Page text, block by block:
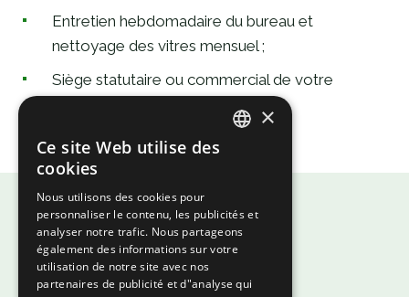
Entretien hebdomadaire du bureau et
nettoyage des vitres mensuel ;
Siège statutaire ou commercial de votre
EV Port
×
Ce site Web utilise des
cookies
Nous utilisons des cookies pour
personnaliser le contenu, les publicités et
analyser notre trafic. Nous partageons
également des informations sur votre
utilisation de notre site avec nos
partenaires de publicité et d"analyse qui